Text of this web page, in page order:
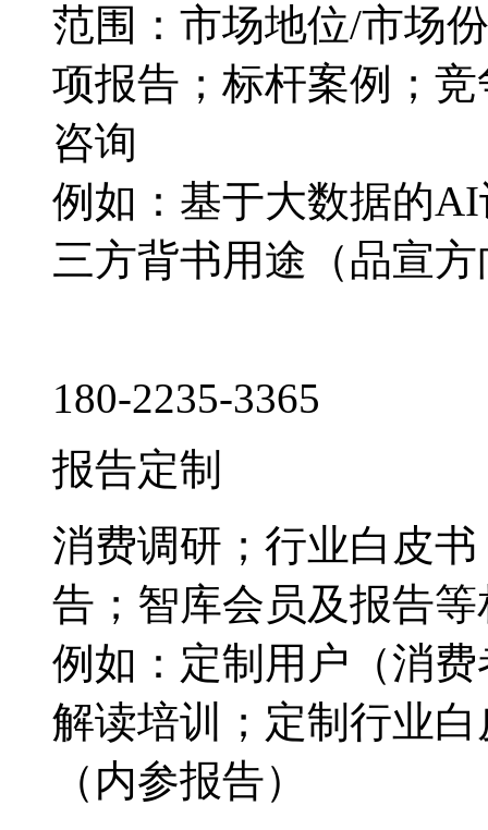
范围：市场地位/市场
项报告；标杆案例；
咨询
例如：基于大数据的
三方背书用途（品宣
180-2235-3365
报告定制
消费调研；行业白皮
告；智库会员及报告
例如：定制用户（消
解读培训；定制行业
（内参报告）